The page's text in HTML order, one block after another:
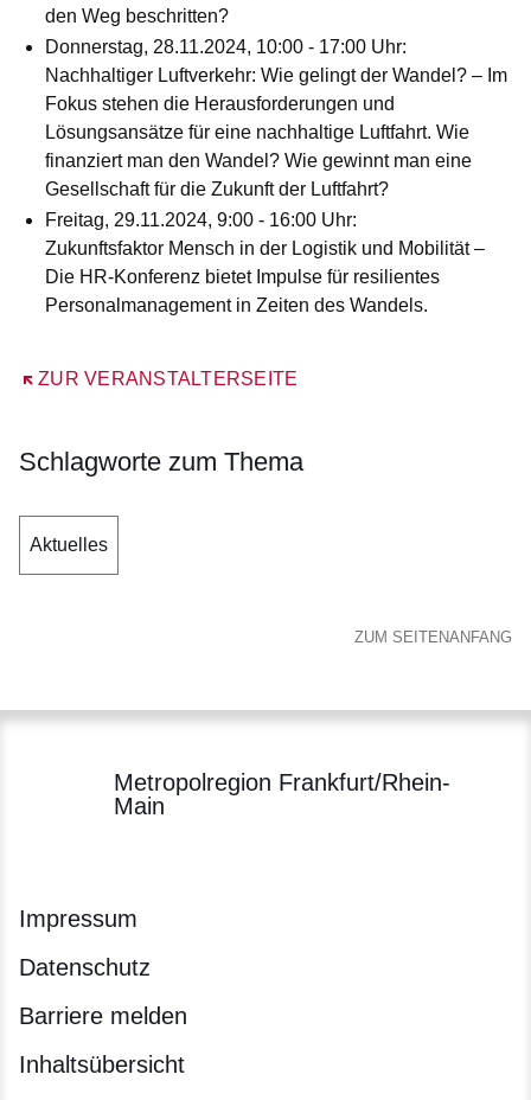
den Weg beschritten?
Donnerstag, 28.11.2024, 10:00 - 17:00 Uhr:
Nachhaltiger Luftverkehr: Wie gelingt der Wandel? – Im
Fokus stehen die Herausforderungen und
Lösungsansätze für eine nachhaltige Luftfahrt. Wie
finanziert man den Wandel? Wie gewinnt man eine
Gesellschaft für die Zukunft der Luftfahrt?
Freitag, 29.11.2024, 9:00 - 16:00 Uhr:
Zukunftsfaktor Mensch in der Logistik und Mobilität–
Die HR-Konferenz bietet Impulse für resilientes
Personalmanagement in Zeiten des Wandels.
ZUR VERANSTALTERSEITE
Öffnet sich in einem neuen Fenster
Schlagworte zum Thema
Aktuelles
ZUM SEITENANFANG
Metropolregion Frankfurt/Rhein-
Main
Impressum
Datenschutz
Barriere melden
Inhaltsübersicht